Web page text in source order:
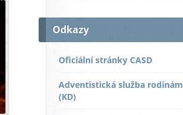
Odkazy
Oficiální stránky CASD
Adventistická služba rodinám
(KD)